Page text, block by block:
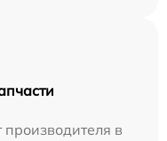
производителя в